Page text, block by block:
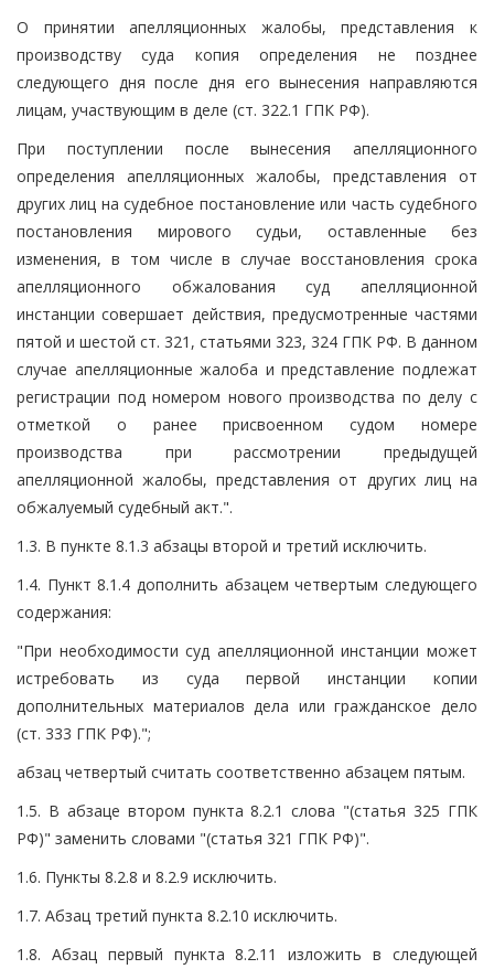
О принятии апелляционных жалобы, представления к
производству суда копия определения не позднее
следующего дня после дня его вынесения направляются
лицам, участвующим в деле (ст. 322.1 ГПК РФ).
При поступлении после вынесения апелляционного
определения апелляционных жалобы, представления от
других лиц на судебное постановление или часть судебного
постановления мирового судьи, оставленные без
изменения, в том числе в случае восстановления срока
апелляционного обжалования суд апелляционной
инстанции совершает действия, предусмотренные частями
пятой и шестой ст. 321, статьями 323, 324 ГПК РФ. В данном
случае апелляционные жалоба и представление подлежат
регистрации под номером нового производства по делу с
отметкой о ранее присвоенном судом номере
производства при рассмотрении предыдущей
апелляционной жалобы, представления от других лиц на
обжалуемый судебный акт.".
1.3. В пункте 8.1.3 абзацы второй и третий исключить.
1.4. Пункт 8.1.4 дополнить абзацем четвертым следующего
содержания:
"При необходимости суд апелляционной инстанции может
истребовать из суда первой инстанции копии
дополнительных материалов дела или гражданское дело
(ст. 333 ГПК РФ).";
абзац четвертый считать соответственно абзацем пятым.
1.5. В абзаце втором пункта 8.2.1 слова "(статья 325 ГПК
РФ)" заменить словами "(статья 321 ГПК РФ)".
1.6. Пункты 8.2.8 и 8.2.9 исключить.
1.7. Абзац третий пункта 8.2.10 исключить.
1.8. Абзац первый пункта 8.2.11 изложить в следующей